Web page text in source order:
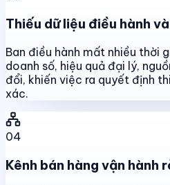
Thiếu dữ liệu điều hành
Ban điều hành mất nhiều thời
doanh số, hiệu quả đại lý,
đổi, khiến việc ra quyết định
xác.
04
Kênh bán hàng vận hành